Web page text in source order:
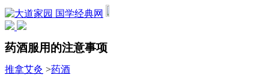
国学经典网
药酒服用的注意事项
推拿艾灸 >药酒